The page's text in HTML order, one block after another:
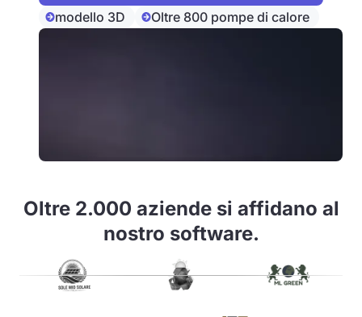
modello 3D Oltre 800 pompe di calore
Oltre 2.000 aziende si affidano al
nostro software.